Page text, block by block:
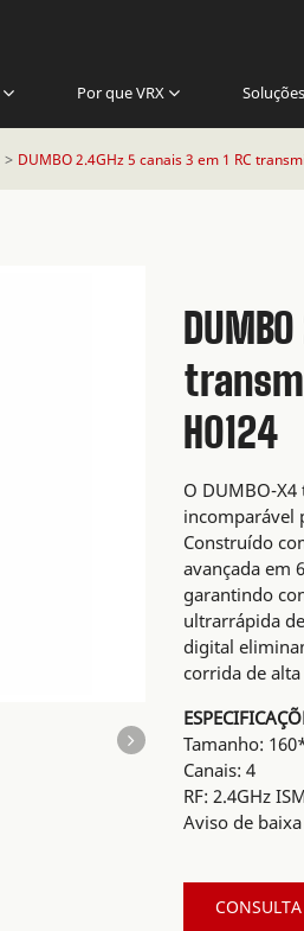
Por que VRX Soluções
DUMBO 2.4GHz 5 canais 3 em 1 RC
H0124
O DUMBO-
incomparável
Construído
avançada em
garantindo
ultrarrápida
digital
corrida de
Tamanho:
Canais: 4
RF: 2.4GHz
Aviso de baixa
CONSULTA